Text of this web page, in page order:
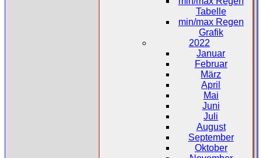
Tabelle
min/max Regen
Grafik
2022
Januar
Februar
März
April
Mai
Juni
Juli
August
September
Oktober